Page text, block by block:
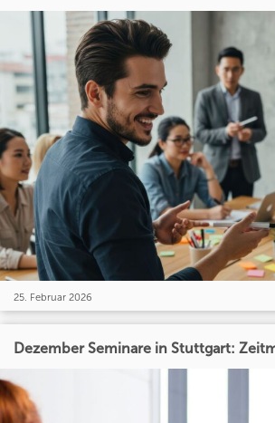
25. Februar 2026
Dezember Seminare in Stuttgart: